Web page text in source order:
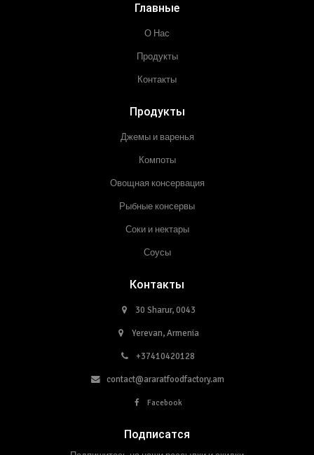
Главные
О Нас
Продукты
Контакты
Продукты
Джемы и варенья
Компоты
Овощная консервация
Рыбные консервы
Соки и нектары
Соусы
Контакты
30 Sharur, 0043
Yerevan, Armenia
+37410420128
contact@araratfoodfactory.am
Facebook
Подписатся